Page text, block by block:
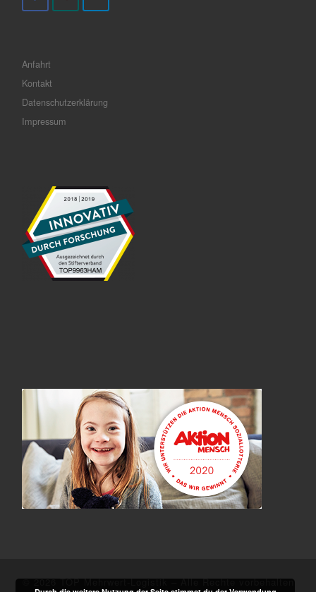
Anfahrt
Kontakt
Datenschutzerklärung
Impressum
© 2026 TOP Mehrwert-Logistik – Alle Rechte vorbehalten